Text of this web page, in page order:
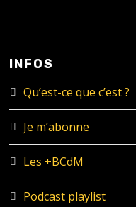
INFOS
Qu’est-ce que c’est ?
Je m’abonne
Les +BCdM
Podcast playlist